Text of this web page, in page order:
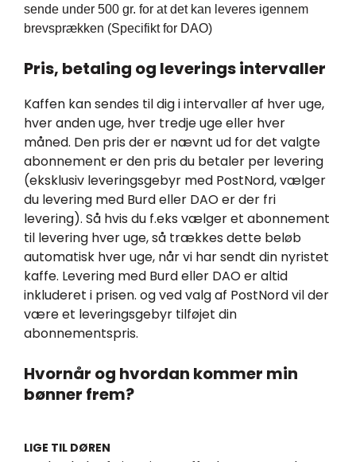
sende under 500 gr. for at det kan leveres igennem
brevsprækken (Specifikt for DAO)
Pris, betaling og leverings intervaller
Kaffen kan sendes til dig i intervaller af hver uge,
hver anden uge, hver tredje uge eller hver
måned. Den pris der er nævnt ud for det valgte
abonnement er den pris du betaler per levering
(eksklusiv leveringsgebyr med PostNord, vælger
du levering med Burd eller DAO er der fri
levering). Så hvis du f.eks vælger et abonnement
til levering hver uge, så trækkes dette beløb
automatisk hver uge, når vi har sendt din nyristet
kaffe. Levering med Burd eller DAO er altid
inkluderet i prisen. og ved valg af PostNord vil der
være et leveringsgebyr tilføjet din
abonnementspris.
Hvornår og hvordan kommer min
bønner frem?
LIGE TIL DØREN